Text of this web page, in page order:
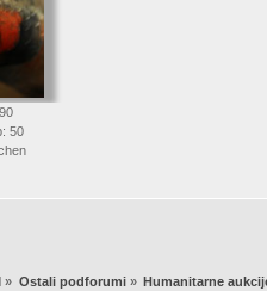
50
» Ostali podforumi» Humanitarne